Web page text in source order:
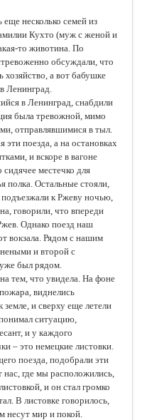
несколько семей из
Кухто (муж с женой и
то животина. По
обсуждали, что
хозяйство, а вот бабушке
Ленинград.
в Ленинград, снабдили
была тревожной, мимо
отправлявшимися в тыл.
поезда, а на остановках
и вскоре в вагоне
местечко для
полка. Остальные стояли,
к Ржеву ночью,
говорили, что впереди
Однако поезд наш
вокзала. Рядом с нашим
и второй с
был рядом.
тем, что увидела. На фоне
виднелись
и сверху еще летели
ситуацию,
и у каждого
– это немецкие листовки.
поезда, подобрали эти
где мы расположились,
и он стал громко
В листовке говорилось,
несут мир и покой.